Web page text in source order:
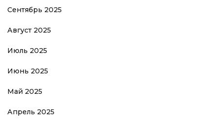
Сентябрь 2025
Август 2025
Июль 2025
Июнь 2025
Май 2025
Апрель 2025